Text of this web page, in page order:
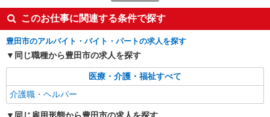
通費全支給(ガソリン代含む)＞
豊田市◎車通勤OK
キープ 詳細を見る
株式会社kotrio /●NG-H-2029595
OK！子育て世代活躍中
このお仕事に関連する条件で探す
豊田市のアルバイト・バイト・パートの求人を探す
同じ職種から豊田市の求人を探す
医療・介護・福祉すべて
介護職・ヘルパー